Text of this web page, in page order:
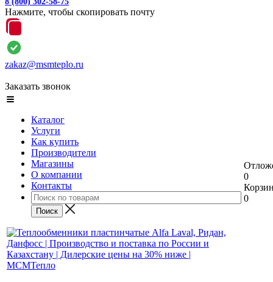
Нажмите, чтобы скопировать почту
zakaz@msmteplo.ru
Заказать звонок
Каталог
Услуги
Как купить
Производители
Магазины
О компании
Контакты
0
0